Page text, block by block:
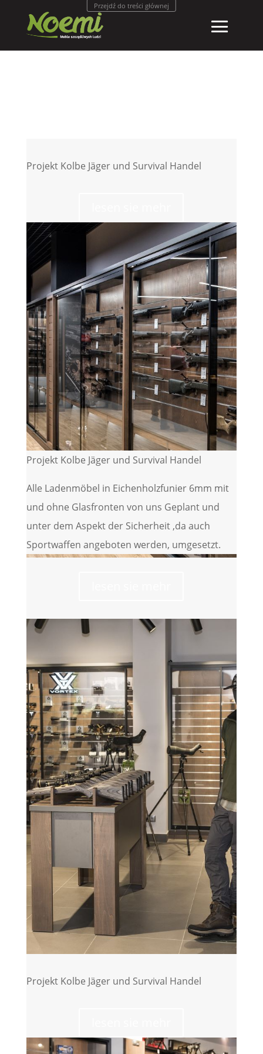
Przejdź do treści głównej
Projekt Kolbe Jäger und Survival Handel
Projekt Kolbe Jäger und Survival Handel
Alle Ladenmöbel in Eichenholzfunier 6mm mit
und ohne Glasfronten von uns Geplant und
unter dem Aspekt der Sicherheit ,da auch
Sportwaffen angeboten werden, umgesetzt.
Projekt Kolbe Jäger und Survival Handel